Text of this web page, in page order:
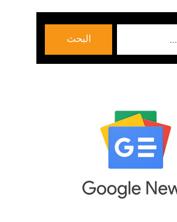
البحث